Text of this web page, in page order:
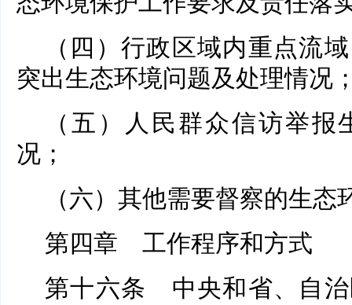
（四）行政区域内重点流
突出生态环境问题及处理情况
（五）人民群众信访举
况；
（六）其他需要督察的生态
第四章 工作程序和方式
第十六条 中央和省、自治